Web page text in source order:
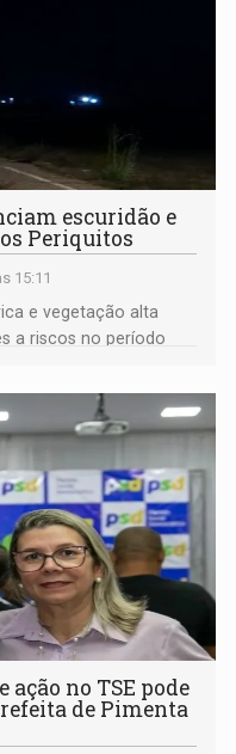
escuridão e
Periquitos
15:11
e vegetação alta
a riscos no período
ação no TSE pode
de Pimenta